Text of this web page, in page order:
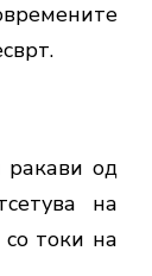
ракави од
на
токи на